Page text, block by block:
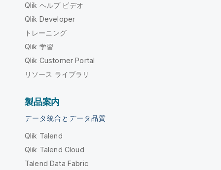
Qlik ヘルプ ビデオ
Qlik Developer
トレーニング
Qlik 学習
Qlik Customer Portal
リソース ライブラリ
製品案内
データ統合とデータ品質
Qlik Talend
Qlik Talend Cloud
Talend Data Fabric